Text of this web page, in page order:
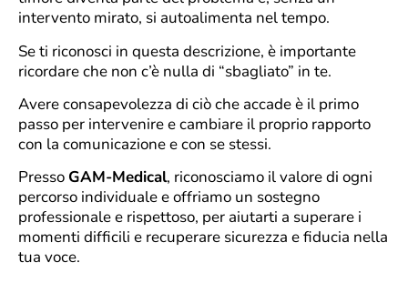
intervento mirato, si autoalimenta nel tempo.
Se ti riconosci in questa descrizione, è importante
ricordare che non c’è nulla di “sbagliato” in te.
Avere consapevolezza di ciò che accade è il primo
passo per intervenire e cambiare il proprio rapporto
con la comunicazione e con se stessi.
Presso GAM-Medical, riconosciamo il valore di ogni
percorso individuale e offriamo un sostegno
professionale e rispettoso, per aiutarti a superare i
momenti difficili e recuperare sicurezza e fiducia nella
tua voce.